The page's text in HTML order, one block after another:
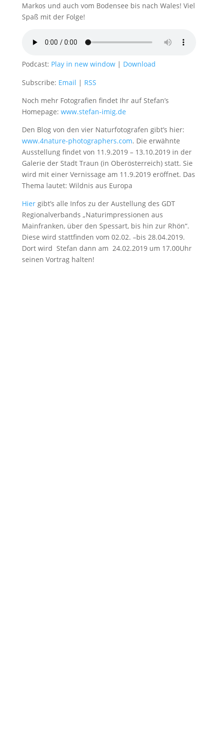
Markos und auch vom Bodensee bis nach Wales! Viel
Spaß mit der Folge!
Podcast: Play in new window| Download
Subscribe: Email | RSS
Noch mehr Fotografien findet Ihr auf Stefan’s
Homepage: www.stefan-imig.de
Den Blog von den vier Naturfotografen gibt’s hier:
www.4nature-photographers.com. Die erwähnte
Ausstellung findet von 11.9.2019 – 13.10.2019 in der
Galerie der Stadt Traun (in Oberösterreich) statt. Sie
wird mit einer Vernissage am 11.9.2019 eröffnet. Das
Thema lautet: Wildnis aus Europa
Hiergibt’s alle Infos zu der Austellung des GDT
Regionalverbands „Naturimpressionen aus
Mainfranken, über den Spessart, bis hin zur Rhön“.
Diese wird stattfinden vom 02.02. –bis 28.04.2019.
Dort wird Stefan dann am 24.02.2019 um 17.00Uhr
seinen Vortrag halten!